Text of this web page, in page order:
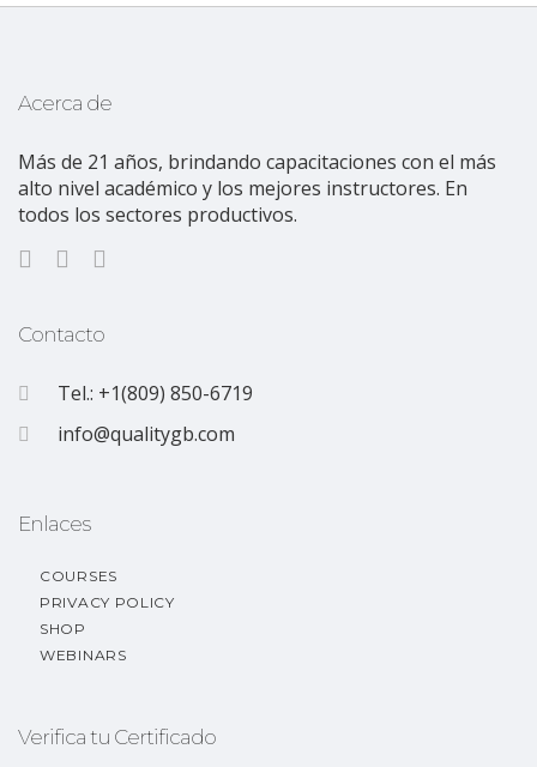
Acerca de
Más de 21 años, brindando capacitaciones con el más
alto nivel académico y los mejores instructores. En
todos los sectores productivos.
Contacto
Tel.: +1(809) 850-6719
info@qualitygb.com
Enlaces
COURSES
PRIVACY POLICY
SHOP
WEBINARS
Verifica tu Certificado